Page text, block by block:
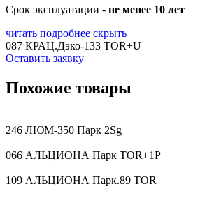
Срок эксплуатации - не менее 10 лет
читать подробнее скрыть
087 КРАЦ.Дэко-133 TOR+U
Оставить заявку
Похожие товары
246 ЛЮМ-350 Парк 2Sg
066 АЛЬЦИОНА Парк TOR+1P
109 АЛЬЦИОНА Парк.89 TOR